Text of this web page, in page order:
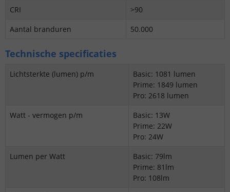
CRI
>90
Aantal branduren
50.000
Technische specificaties
Lichtsterkte (lumen) p/m
Basic: 1081 lumen
Prime: 1849 lumen
Pro: 2618 lumen
Watt - vermogen p/m
Basic: 13W
Prime: 22W
Pro: 24W
Lumen per Watt
Basic: 79lm
Prime: 81lm
Pro: 108lm